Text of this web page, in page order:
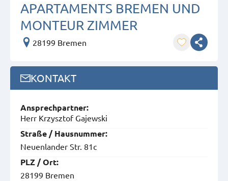
APARTAMENTS BREMEN UND
MONTEUR ZIMMER
28199 Bremen
KONTAKT
Ansprech­partner:
Herr Krzysztof Gajewski
Straße / Hausnummer:
Neuenlander Str. 81c
PLZ / Ort:
28199 Bremen